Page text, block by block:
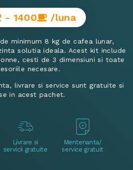
- 1400 /luna
minimum 8 kg de cafea lunar,
solutia ideala. Acest kit include
cesti de 3 dimensiuni si toate
necesare.
livrare si service sunt gratuite si
in acest pachet.
Livrare si
servicii gratuite
Mentenanta/
service gratuit